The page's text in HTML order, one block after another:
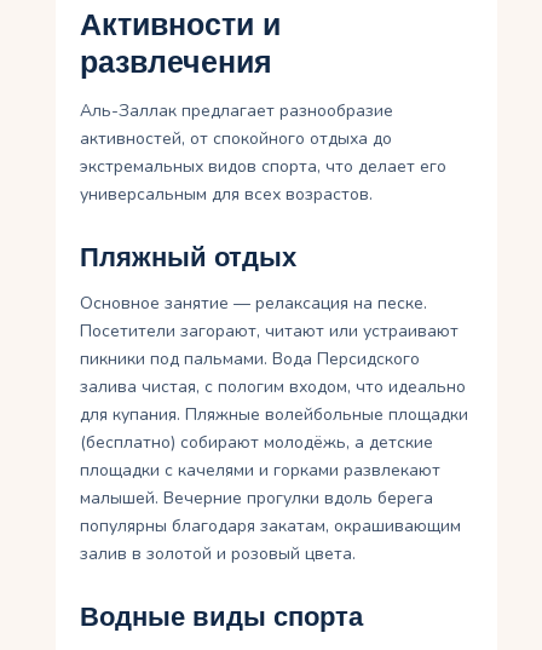
Активности и
развлечения
Аль-Заллак предлагает разнообразие
активностей, от спокойного отдыха до
экстремальных видов спорта, что делает его
универсальным для всех возрастов.
Пляжный отдых
Основное занятие — релаксация на песке.
Посетители загорают, читают или устраивают
пикники под пальмами. Вода Персидского
залива чистая, с пологим входом, что идеально
для купания. Пляжные волейбольные площадки
(бесплатно) собирают молодёжь, а детские
площадки с качелями и горками развлекают
малышей. Вечерние прогулки вдоль берега
популярны благодаря закатам, окрашивающим
залив в золотой и розовый цвета.
Водные виды спорта